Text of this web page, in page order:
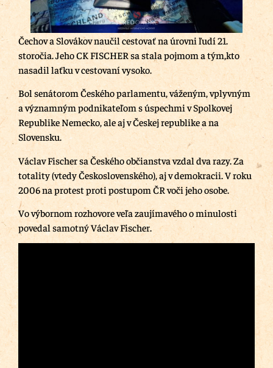
Čechov a Slovákov naučil cestovať na úrovni ľudí 21.
storočia. Jeho CK FISCHER sa stala pojmom a tým,kto
nasadil laťku v cestovaní vysoko.
Bol senátorom Českého parlamentu, váženým, vplyvným
a významným podnikateľom s úspechmi v Spolkovej
Republike Nemecko, ale aj v Českej republike a na
Slovensku.
Václav Fischer sa Českého občianstva vzdal dva razy. Za
totality (vtedy Československého), aj v demokracii. V roku
2006 na protest proti postupom ČR voči jeho osobe.
Vo výbornom rozhovore veľa zaujímavého o minulosti
povedal samotný Václav Fischer.